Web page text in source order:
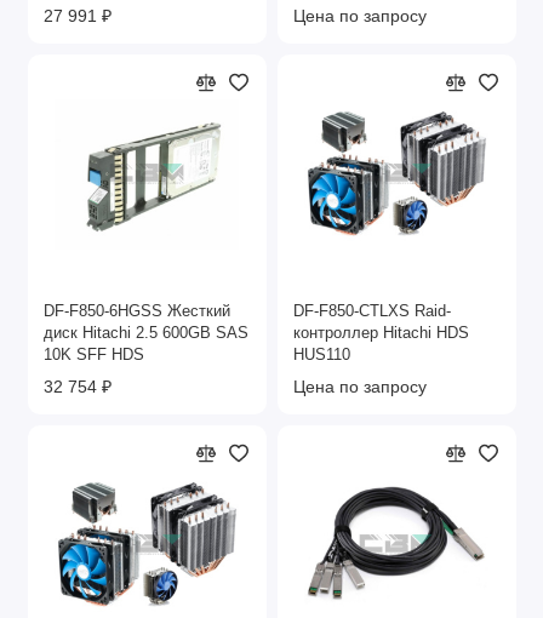
27 991 ₽ Цена по запросу
DF-F850-6HGSS Жесткий
диск Hitachi 2.5 600GB SAS
10K SFF HDS
32 754 ₽
DF-F850-CTLXS Raid-
контроллер Hitachi HDS
HUS110
Цена по запросу